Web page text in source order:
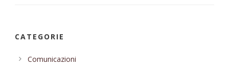
CATEGORIE
Comunicazioni